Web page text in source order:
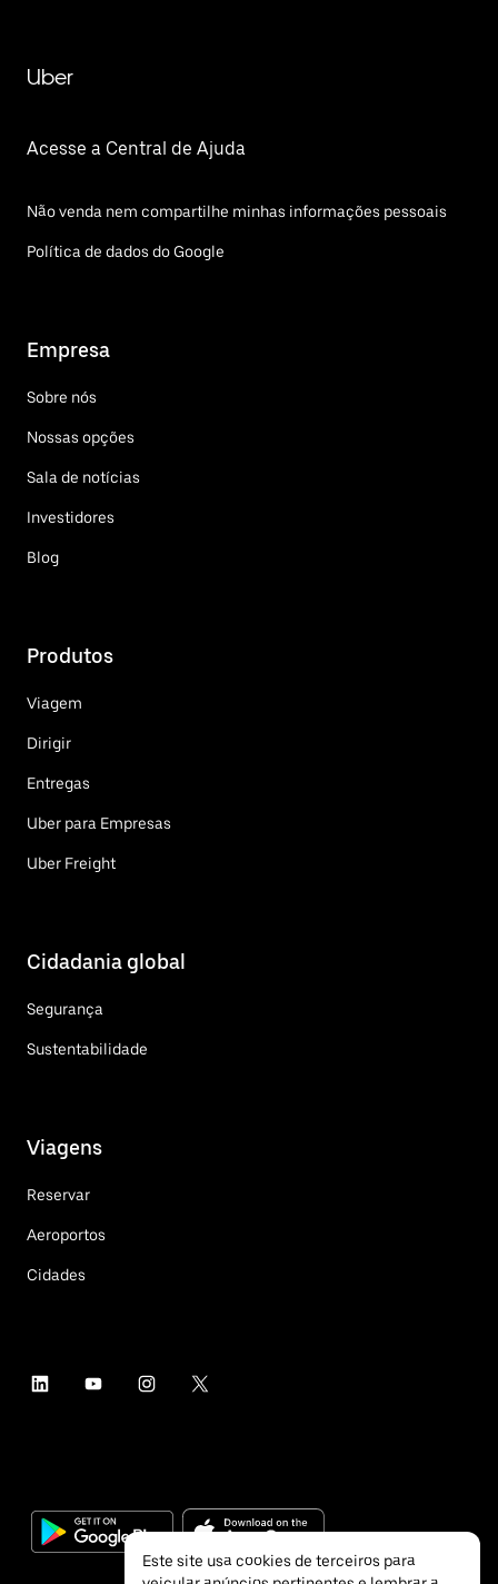
Uber
Acesse a Central de Ajuda
Não venda nem compartilhe minhas informações pessoais
Política de dados do Google
Empresa
Sobre nós
Nossas opções
Sala de notícias
Investidores
Blog
Produtos
Viagem
Dirigir
Entregas
Uber para Empresas
Uber Freight
Cidadania global
Segurança
Sustentabilidade
Viagens
Reservar
Aeroportos
Cidades
Este site usa cookies de terceiros para